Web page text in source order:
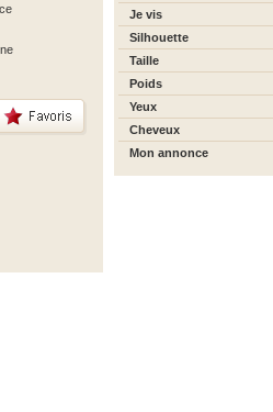
Je vis
Silhouette
Taille
Poids
Yeux
Cheveux
Mon annonce